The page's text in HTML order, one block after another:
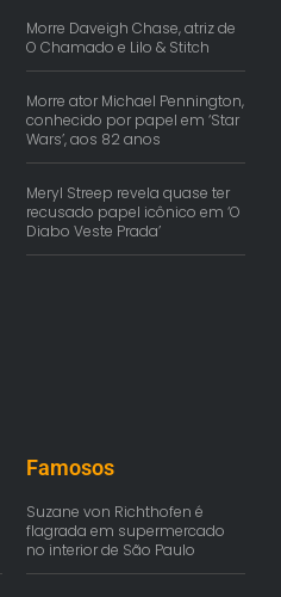
Morre Daveigh Chase, atriz de
O Chamado e Lilo & Stitch
Morre ator Michael Pennington,
conhecido por papel em ‘Star
Wars’, aos 82 anos
Meryl Streep revela quase ter
recusado papel icônico em ‘O
Diabo Veste Prada’
Famosos
Suzane von Richthofen é
flagrada em supermercado
no interior de São Paulo